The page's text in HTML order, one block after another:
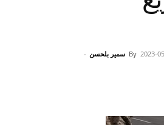
By سمير بلحسن - 2023-